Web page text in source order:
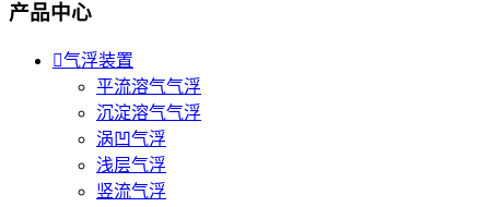
产品中心
气浮装置
平流溶气气浮
沉淀溶气气浮
涡凹气浮
浅层气浮
竖流气浮